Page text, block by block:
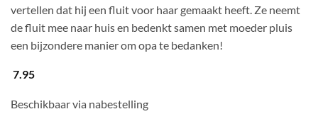
vertellen dat hij een fluit voor haar gemaakt heeft. Ze neemt
de fluit mee naar huis en bedenkt samen met moeder pluis
een bijzondere manier om opa te bedanken!
7.95
Beschikbaar via nabestelling